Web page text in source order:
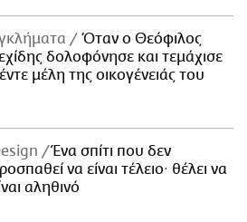
Όταν ο Θεόφιλος
δολοφόνησε και τεμάχισε
μέλη της οικογένειάς του
Ένα σπίτι που δεν
να είναι τέλειο· θέλει να
αληθινό